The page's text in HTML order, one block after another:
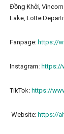
Đồng Khởi,
Lake, Lotte
Fanpage: https://
Instagram: https://
TikTok: https://
Website: https://